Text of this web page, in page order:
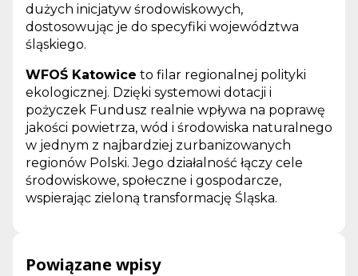
dużych inicjatyw środowiskowych,
dostosowując je do specyfiki województwa
śląskiego.
WFOŚ Katowice to filar regionalnej polityki
ekologicznej. Dzięki systemowi dotacji i
pożyczek Fundusz realnie wpływa na poprawę
jakości powietrza, wód i środowiska naturalnego
w jednym z najbardziej zurbanizowanych
regionów Polski. Jego działalność łączy cele
środowiskowe, społeczne i gospodarcze,
wspierając zieloną transformację Śląska.
Powiązane wpisy